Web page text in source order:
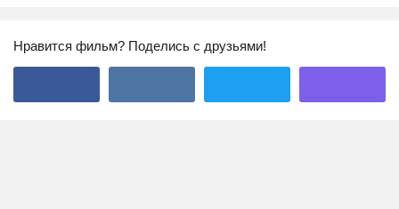
Нравится фильм? Поделись с друзьями!